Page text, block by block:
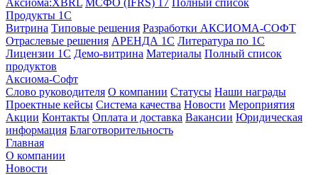
Аксиома:XBRL МСФО (IFRS) 17 Полный список
Продукты 1С
Витрина Типовые решения Разработки АКСИОМА-СОФТ
Отраслевые решения АРЕНДА 1С Литература по 1С
Лицензии 1C Демо-витрина Материалы Полный список
продуктов
Аксиома-Софт
Слово руководителя О компании Статусы Наши награды
Проектные кейсы Система качества Новости Мероприятия
Акции Контакты Оплата и доставка Вакансии Юридическая
информация Благотворительность
Главная
О компании
Новости